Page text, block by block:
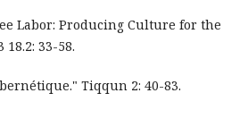
Labor: Producing Culture for the
33-58.
Tiqqun 2: 40-83.